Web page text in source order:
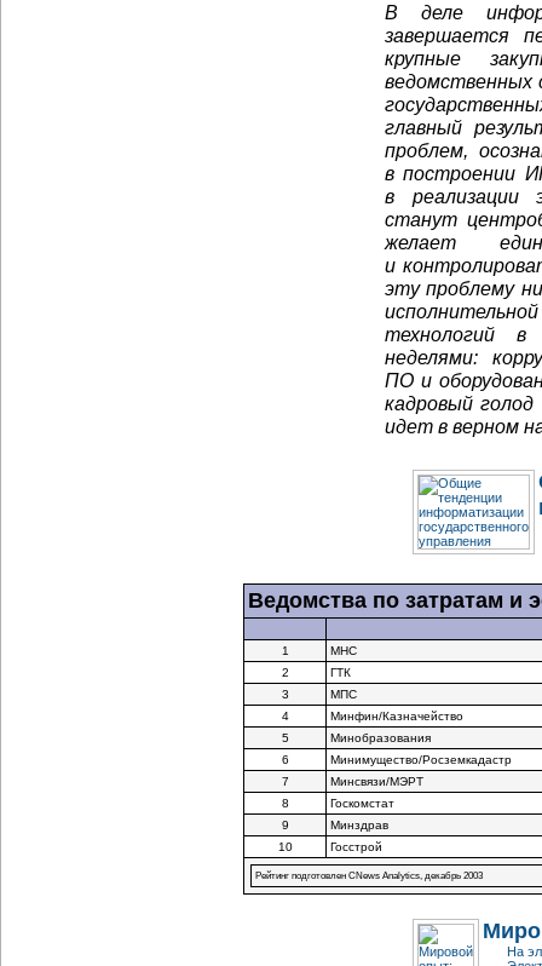
В деле
завершается
крупные
ведомственных
главный
проблем,
в построении
в реализации
станут
желает
и
эту проблему
технологий в
неделями:
ПО и
кадровый
идет в верном
Ведомства по затратам
1
МНС
2
ГТК
3
МПС
4
Минфин/Казначейство
5
Минобразования
6
Минимущество/Росземкадастр
7
Минсвязи/МЭРТ
8
Госкомстат
9
Минздрав
10
Госстрой
Рейтинг подготовлен CNews Analytics, декабрь 2003
На